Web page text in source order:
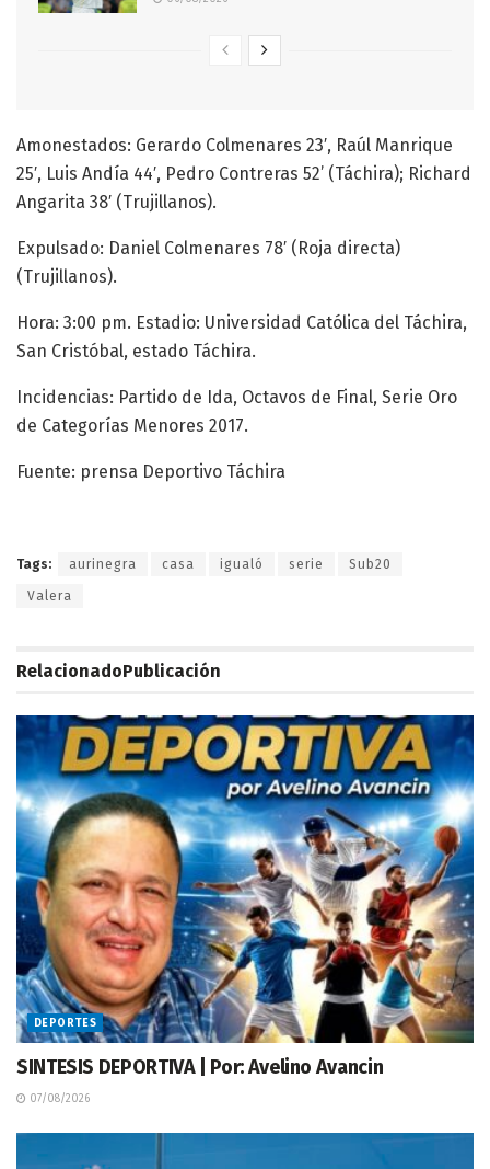
Amonestados: Gerardo Colmenares 23′, Raúl Manrique
25′, Luis Andía 44′, Pedro Contreras 52’ (Táchira); Richard
Angarita 38′ (Trujillanos).
Expulsado: Daniel Colmenares 78′ (Roja directa)
(Trujillanos).
Hora: 3:00 pm. Estadio: Universidad Católica del Táchira,
San Cristóbal, estado Táchira.
Incidencias: Partido de Ida, Octavos de Final, Serie Oro
de Categorías Menores 2017.
Fuente: prensa Deportivo Táchira
Tags: aurinegra casa igualó serie Sub20
Valera
RelacionadoPublicación
DEPORTES
SINTESIS DEPORTIVA | Por: Avelino Avancin
07/08/2026